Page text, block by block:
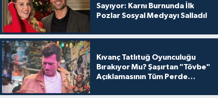
Sayıyor: Karnı Burnunda İlk
Pozlar Sosyal Medyayı Salladı!
Kıvanç Tatlıtuğ Oyunculuğu
Bırakıyor Mu? Şaşırtan "Tövbe"
Açıklamasının Tüm Perde